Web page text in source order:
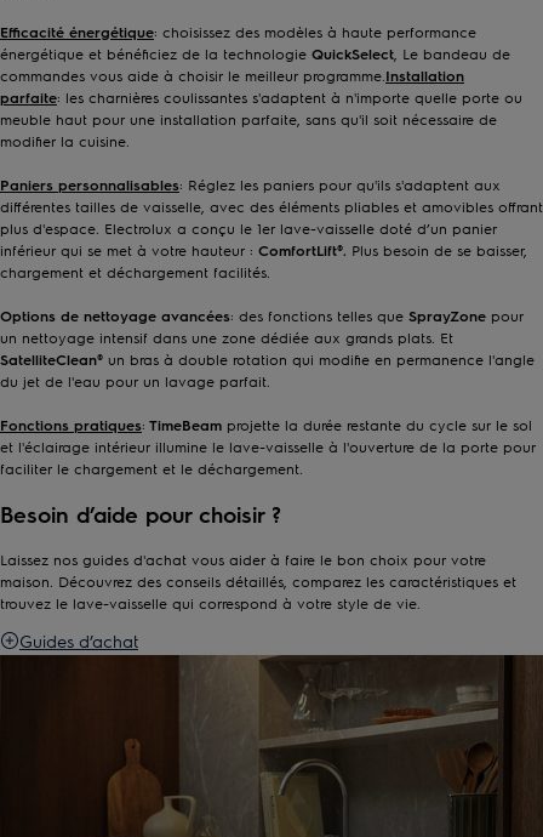
Efficacité énergétique: choisissez des modèles à haute performance
énergétique et bénéficiez de la technologie QuickSelect , Le bandeau de
commandes vous aide à choisir le meilleur programme. Installation
parfaite: les charnières coulissantes s'adaptent à n'importe quelle porte ou
meuble haut pour une installation parfaite, sans qu'il soit nécessaire de
modifier la cuisine.
Paniers personnalisables: Réglez les paniers pour qu'ils s'adaptent aux
différentes tailles de vaisselle, avec des éléments pliables et amovibles offrant
plus d'espace. Electrolux a conçu le 1er lave-vaisselle doté d’un panier
inférieur qui se met à votre hauteur : ComfortLift®. Plus besoin de se baisser,
chargement et déchargement facilités.
Options de nettoyage avancées: des fonctions telles que SprayZone pour
un nettoyage intensif dans une zone dédiée aux grands plats. Et
SatelliteClean® un bras à double rotation qui modifie en permanence l'angle
du jet de l'eau pour un lavage parfait.
Fonctions pratiques: TimeBeam projette la durée restante du cycle sur le sol
et l'éclairage intérieur illumine le lave-vaisselle à l'ouverture de la porte pour
faciliter le chargement et le déchargement.
Besoin d’aide pour choisir ?
Laissez nos guides d'achat vous aider à faire le bon choix pour votre
maison. Découvrez des conseils détaillés, comparez les caractéristiques et
trouvez le lave-vaisselle qui correspond à votre style de vie.
Guides d’achat